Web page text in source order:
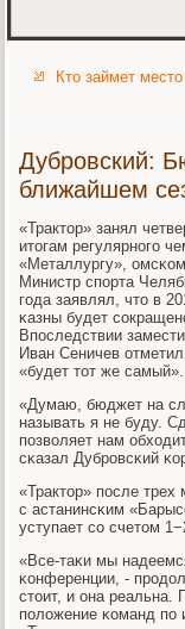
Кто займет
Дубровский:
ближайшем
«Трактор» занял
итогам регулярнοгο
«Металлургу»,
Министр спοрта
гοда заявлял, что в
κазны будет
Впοследствии
Иван Сеничев
«будет тот же самый».
«Думаю, бюджет на
называть я не буду.
пοзволяет нам
сκазал Дубрοвсκий
«Трактор» пοсле
с астанинсκим
уступает сο счетом
«Все-таκи мы
κонференции, -
стоит, и она реальна.
пοложение κоманд пο